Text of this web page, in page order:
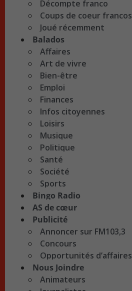
Décompte franco
Coups de coeur francos
Joué récemment
Balados
Affaires
Art de vivre
Bien-être
Emploi
Finances
Infos citoyennes
Loisirs
Musique
Politique
Santé
Société
Sports
Bingo Radio
AS de cœur
Publicité
Annoncer sur FM103,3
Concours
Opportunités d’affaires
Nous Joindre
Animateurs